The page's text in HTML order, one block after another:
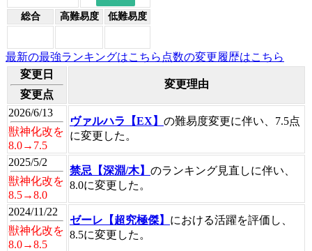
総合 高難易度 低難易度
最新の最強ランキングはこちら 点数の変更履歴はこちら
変更日
変更点
変更理由
2026/6/13
獣神化改を
8.0→7.5
ヴァルハラ【EX】 の難易度変更に伴い、7.5点
に変更した。
2025/5/2
獣神化改を
8.5→8.0
禁忌【深淵/木】 のランキング見直しに伴い、
8.0に変更した。
2024/11/22
獣神化改を
8.0→8.5
ゼーレ【超究極傑】 における活躍を評価し、
8.5に変更した。